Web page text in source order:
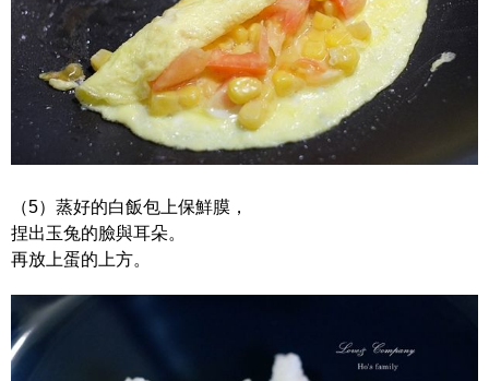
（5）蒸好的白飯包上保鮮膜，
捏出玉兔的臉與耳朵。
再放上蛋的上方。